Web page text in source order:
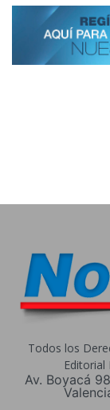
Todos los
Editorial
Av. Boyacá